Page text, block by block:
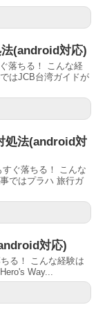
(android対応)
落ちる！ こんな経
はJCB台湾ガイドが
処法(android対
ぐ落ちる！ こんな
ではプラハ 旅行ガ
対応)
る！ こんな経験は
Way...